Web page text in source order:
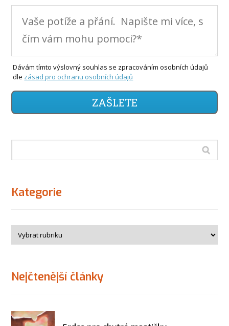
Dávám tímto výslovný souhlas se zpracováním osobních údajů
dle zásad pro ochranu osobních údajů
ZAŠLETE
Kategorie
Nejčtenější články